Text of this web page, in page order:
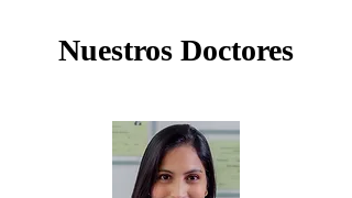
Nuestros Doctores